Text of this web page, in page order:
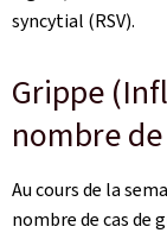
syncytial (RSV).
Grippe
nombre
Au cours de la
nombre de cas de